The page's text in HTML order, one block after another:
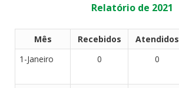
Relatório de 2021
Mês Recebidos Atendidos
1-Janeiro
0 0